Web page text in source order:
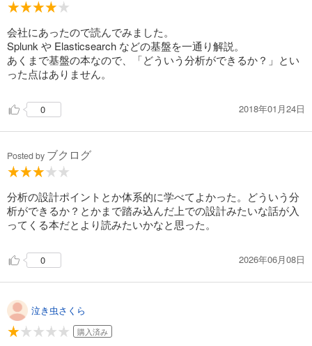
会社にあったので読んでみました。
Splunk や Elasticsearch などの基盤を一通り解説。
あくまで基盤の本なので、「どういう分析ができるか？」とい
った点はありません。
0 2018年01月24日
Posted by ブクログ
分析の設計ポイントとか体系的に学べてよかった。どういう分
析ができるか？とかまで踏み込んだ上での設計みたいな話が入
ってくる本だとより読みたいかなと思った。
0 2026年06月08日
泣き虫さくら
購入済み